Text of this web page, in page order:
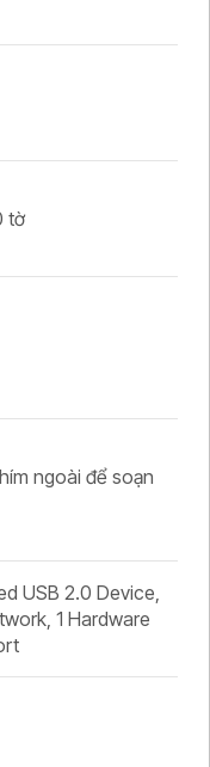
tờ
ngoài để soạn
USB 2.0 Device,
1 Hardware